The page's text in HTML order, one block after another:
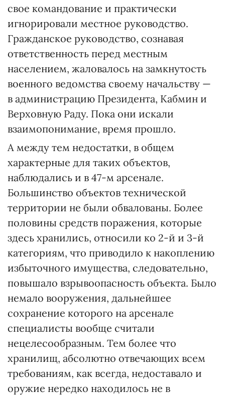
свое командование и практически
игнорировали местное руководство.
Гражданское руководство, сознавая
ответственность перед местным
населением, жаловалось на замкнутость
военного ведомства своему начальству —
в администрацию Президента, Кабмин и
Верховную Раду. Пока они искали
взаимопонимание, время прошло.
А между тем недостатки, в общем
характерные для таких объектов,
наблюдались и в 47-м арсенале.
Большинство объектов технической
территории не были обвалованы. Более
половины средств поражения, которые
здесь хранились, относили ко 2-й и 3-й
категориям, что приводило к накоплению
избыточного имущества, следовательно,
повышало взрывоопасность объекта. Было
немало вооружения, дальнейшее
сохранение которого на арсенале
специалисты вообще считали
нецелесообразным. Тем более что
хранилищ, абсолютно отвечающих всем
требованиям, как всегда, недоставало и
оружие нередко находилось не в